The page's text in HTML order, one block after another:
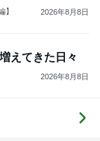
】 2026年8月8日
えてきた日々
2026年8月8日